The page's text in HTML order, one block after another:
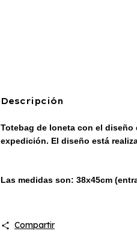
Descripción
Totebag de loneta con el diseño
expedición. El diseño está
Las medidas son: 38x45cm
Compartir